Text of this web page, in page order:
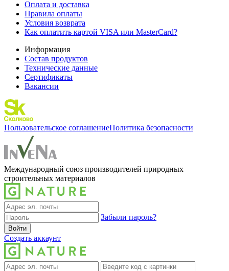
Оплата и доставка
Правила оплаты
Условия возврата
Как оплатить картой VISA или MasterCard?
Информация
Состав продуктов
Технические данные
Сертификаты
Вакансии
Пользовательское соглашениеПолитика безопасности
Международный союз производителей природных
строительных материалов
Забыли пароль?
Войти
Создать аккаунт